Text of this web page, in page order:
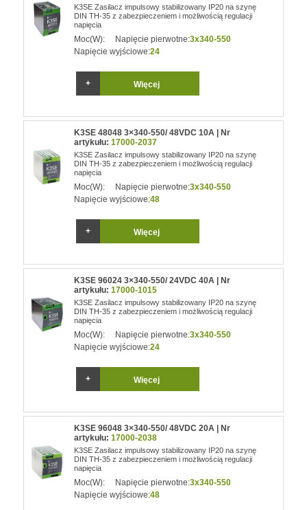
K3SE Zasilacz impulsowy stabilizowany IP20 na szynę
DIN TH-35 z zabezpieczeniem i możliwością regulacji
napięcia
Moc(W): Napięcie pierwotne:3x340-550
Napięcie wyjściowe:24
Więcej
K3SE 48048 3×340-550/ 48VDC 10A | Nr
artykułu:17000-2037
K3SE Zasilacz impulsowy stabilizowany IP20 na szynę
DIN TH-35 z zabezpieczeniem i możliwością regulacji
napięcia
Moc(W): Napięcie pierwotne:3x340-550
Napięcie wyjściowe:48
Więcej
K3SE 96024 3×340-550/ 24VDC 40A | Nr
artykułu:17000-1015
K3SE Zasilacz impulsowy stabilizowany IP20 na szynę
DIN TH-35 z zabezpieczeniem i możliwością regulacji
napięcia
Moc(W): Napięcie pierwotne:3x340-550
Napięcie wyjściowe:24
Więcej
K3SE 96048 3×340-550/ 48VDC 20A | Nr
artykułu:17000-2038
K3SE Zasilacz impulsowy stabilizowany IP20 na szynę
DIN TH-35 z zabezpieczeniem i możliwością regulacji
napięcia
Moc(W): Napięcie pierwotne:3x340-550
Napięcie wyjściowe:48